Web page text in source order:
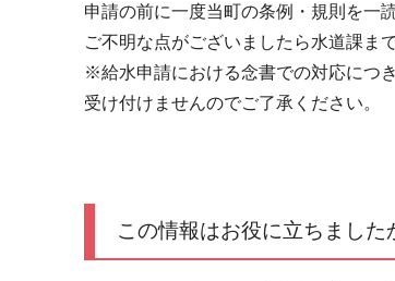
申請の前に一度当町の条例・規則を一
ご不明な点がございましたら水道課ま
※給水申請における念書での対応につ
受け付けませんのでご了承ください。
この情報はお役に立ちました